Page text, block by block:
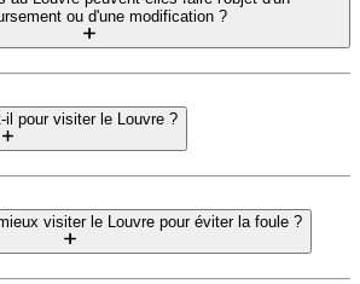
ou d'une modification ?
pour visiter le Louvre ?
visiter le Louvre pour éviter la foule ?